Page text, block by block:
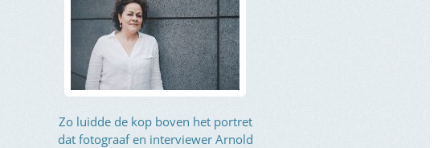
Zo luidde de kop boven het portret
dat fotograaf en interviewer Arnold